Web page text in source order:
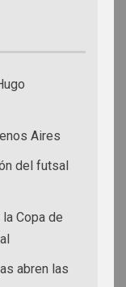
Aires
del futsal
Copa de
abren las